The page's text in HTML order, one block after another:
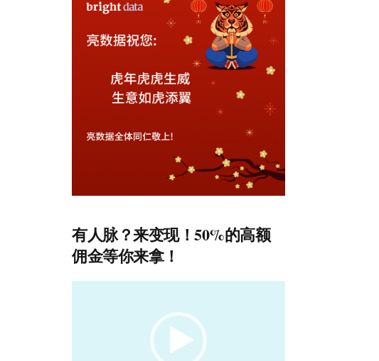
有人脉？来变现！50%的高额
佣金等你来拿！